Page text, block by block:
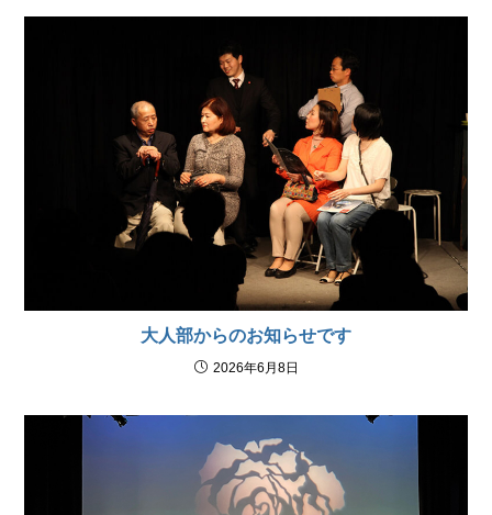
大人部からのお知らせです
2026年6月8日